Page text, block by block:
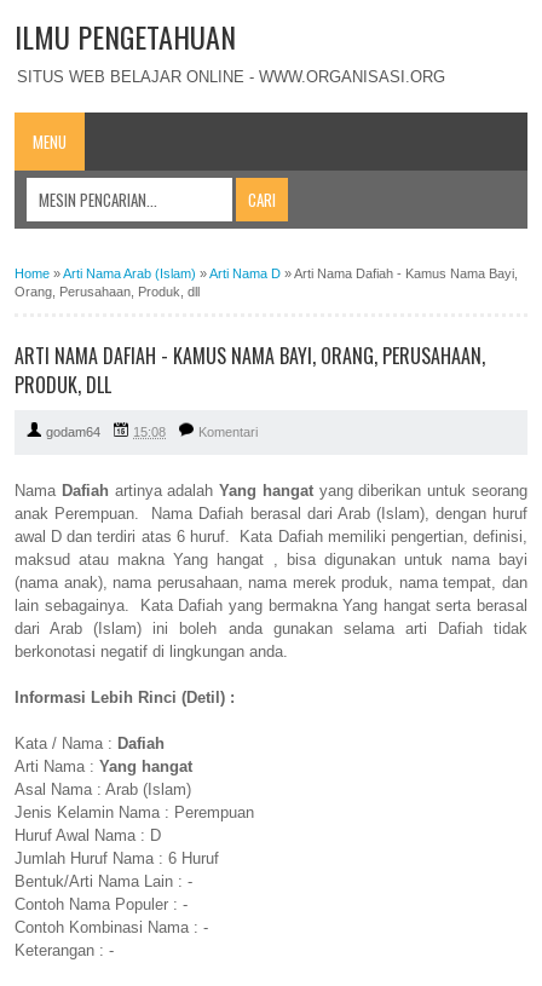
ILMU PENGETAHUAN
SITUS WEB BELAJAR ONLINE - WWW.ORGANISASI.ORG
MENU
Home »Arti Nama Arab (Islam) »Arti Nama D »Arti Nama Dafiah - Kamus Nama Bayi,
Orang, Perusahaan, Produk, dll
ARTI NAMA DAFIAH - KAMUS NAMA BAYI, ORANG, PERUSAHAAN,
PRODUK, DLL
godam64 15:08 Komentari
Nama Dafiah artinya adalahYang hangat yang diberikan untuk seorang
anak Perempuan. Nama Dafiah berasal dari Arab (Islam), dengan huruf
awal D dan terdiri atas 6 huruf. Kata Dafiah memiliki pengertian, definisi,
maksud atau makna Yang hangat , bisa digunakan untuk nama bayi
(nama anak), nama perusahaan, nama merek produk, nama tempat, dan
lain sebagainya. Kata Dafiah yang bermakna Yang hangat serta berasal
dari Arab (Islam) ini boleh anda gunakan selama arti Dafiah tidak
berkonotasi negatif di lingkungan anda.
Informasi Lebih Rinci (Detil) :
Kata / Nama : Dafiah
Arti Nama : Yang hangat
Asal Nama : Arab (Islam)
Jenis Kelamin Nama : Perempuan
Huruf Awal Nama : D
Jumlah Huruf Nama : 6 Huruf
Bentuk/Arti Nama Lain : -
Contoh Nama Populer : -
Contoh Kombinasi Nama : -
Keterangan : -